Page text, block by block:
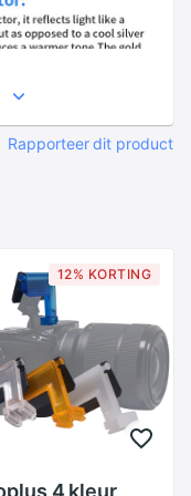
Rapporteer dit product
12% KORTING
4 kleur